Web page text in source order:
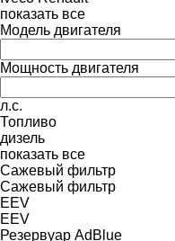
показать все
Модель двигателя
Мощность двигателя
л.с.
Топливо
дизель
показать все
Сажевый фильтр
Сажевый фильтр
EEV
EEV
Резервуар AdBlue